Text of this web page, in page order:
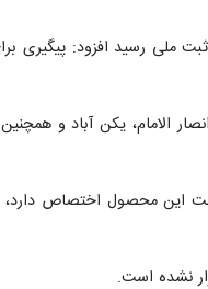
ریزی و توسعه فرمانداری همدان با بیان اینکه سیر تولیدی در همدان
روستای سولان، انصار الامام، یکن
هزار و ۲۰۰ هکتار از اراضی این شهرستان به